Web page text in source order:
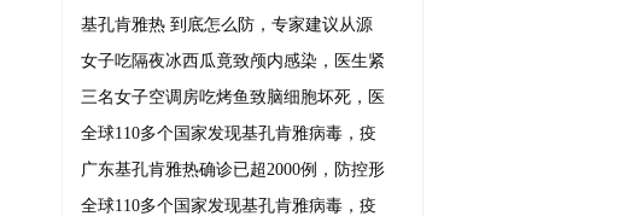
基孔肯雅热 到底怎么防，专家建议从源
女子吃隔夜冰西瓜竟致颅内感染，医生紧
三名女子空调房吃烤鱼致脑细胞坏死，医
全球110多个国家发现基孔肯雅病毒，疫
广东基孔肯雅热确诊已超2000例，防控形
全球110多个国家发现基孔肯雅病毒，疫